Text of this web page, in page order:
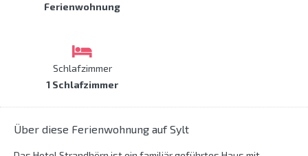
Ferienwohnung
Schlafzimmer
1 Schlafzimmer
Über diese Ferienwohnung auf Sylt